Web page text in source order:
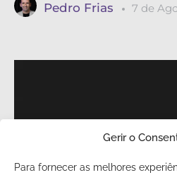
Gerir o
Para fornecer as melhores
Pedro Frias 7 de